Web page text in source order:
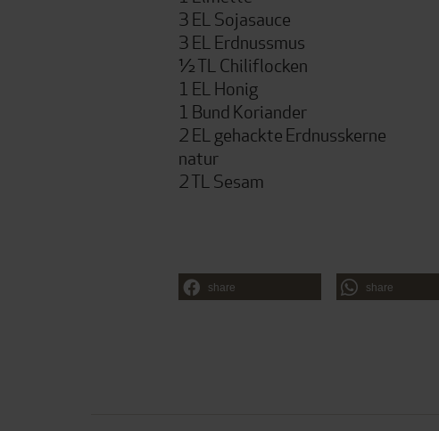
3 EL Sojasauce
3 EL Erdnussmus
½ TL Chiliflocken
1 EL Honig
1 Bund Koriander
2 EL gehackte Erdnusskerne
natur
2 TL Sesam
share share